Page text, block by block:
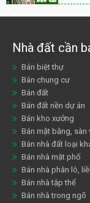
Nhà đất cần
Bán biệt thự
Bán chung cư
Bán đất
Bán đất nền dự án
Bán kho xưởng
Bán mặt bằng, sàn
Bán nhà đất loại
Bán nhà mặt phố
Bán nhà phân lô,
Bán nhà tập thể
Bán nhà trong ngõ